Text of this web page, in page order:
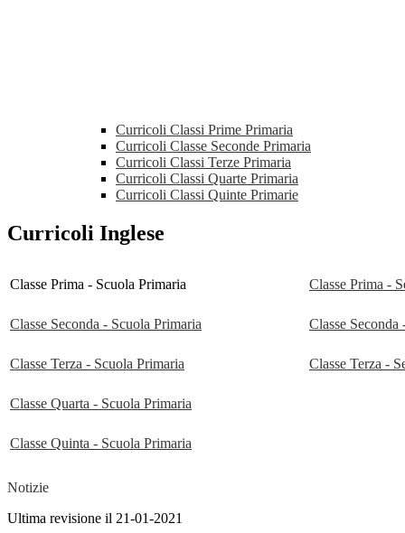
Curricoli Classi Prime Primaria
Curricoli Classe Seconde Primaria
Curricoli Classi Terze Primaria
Curricoli Classi Quarte Primaria
Curricoli Classi Quinte Primarie
Curricoli Inglese
Classe Prima - Scuola Primaria Classe Prima -
Classe Seconda - Scuola Primaria Classe
Classe Terza - Scuola Primaria Classe Terza -
Classe Quarta - Scuola Primaria
Classe Quinta - Scuola Primaria
Notizie
Ultima revisione il 21-01-2021